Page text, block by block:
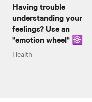
Having trouble
understanding your
feelings? Use an
"emotion wheel" ☸️
Health